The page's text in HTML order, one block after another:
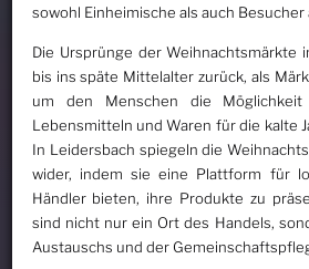
sowohl Einheimische als auch Besucher
Die Ursprünge der Weihnachtsmärkte
bis ins späte Mittelalter zurück, als
um den Menschen die
Lebensmitteln und Waren für die kalte
In Leidersbach spiegeln die
wider, indem sie eine Plattform für
Händler bieten, ihre Produkte zu
sind nicht nur ein Ort des Handels,
Austauschs und der